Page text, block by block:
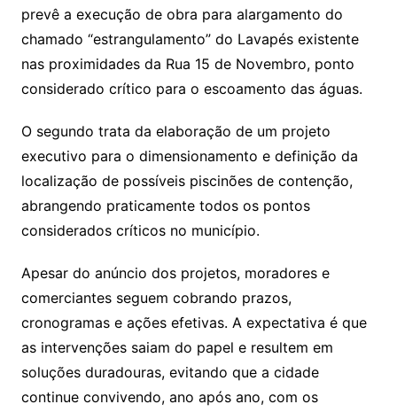
prevê a execução de obra para alargamento do
chamado “estrangulamento” do Lavapés existente
nas proximidades da Rua 15 de Novembro, ponto
considerado crítico para o escoamento das águas.
O segundo trata da elaboração de um projeto
executivo para o dimensionamento e definição da
localização de possíveis piscinões de contenção,
abrangendo praticamente todos os pontos
considerados críticos no município.
Apesar do anúncio dos projetos, moradores e
comerciantes seguem cobrando prazos,
cronogramas e ações efetivas. A expectativa é que
as intervenções saiam do papel e resultem em
soluções duradouras, evitando que a cidade
continue convivendo, ano após ano, com os